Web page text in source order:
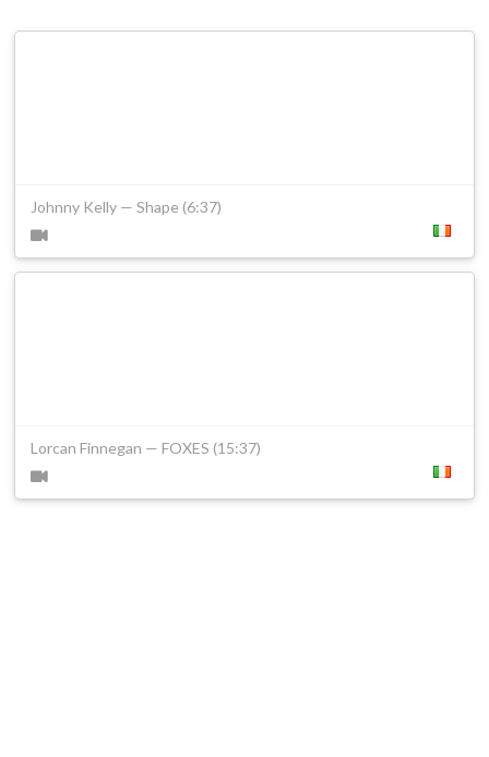
Johnny Kelly — Shape (6:37)
Lorcan Finnegan — FOXES (15:37)